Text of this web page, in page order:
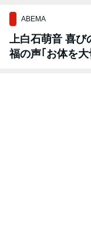
ABEMA
上白石萌音 喜び
福の声｢お体を大